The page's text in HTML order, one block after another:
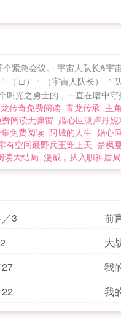
紧急会议。 宇宙人队长&宇
‵□′）╯（宇宙人队长） ＂
光之勇士的，一直在暗中
传奇免费阅读 青龙传承 主
阅读无弹窗 婚心叵测卢丹
免费阅读 阿城的人生 婚心
有空间最野兵王宠上天 楚枫
读大结局 漫威，从入职神盾
3
前
12
大
我
我